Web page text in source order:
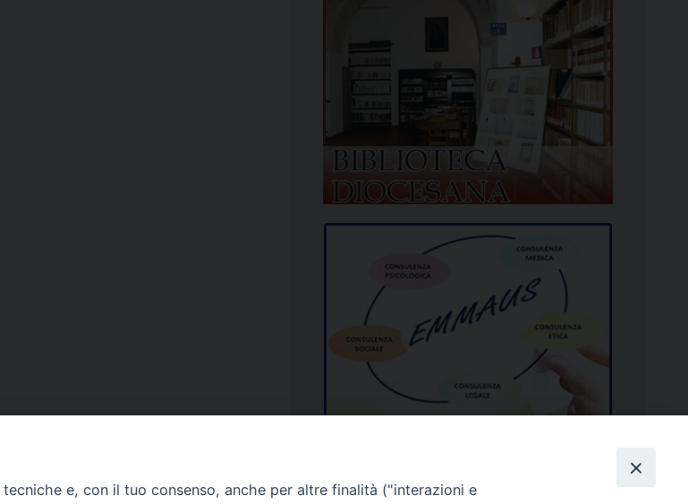
e, con il tuo consenso, anche per altre finalità ("interazioni e